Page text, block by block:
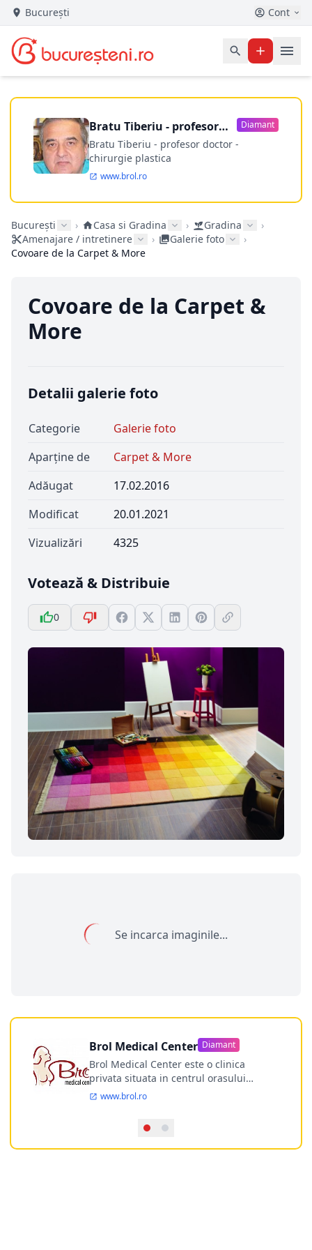
București Cont
Bratu Tiberiu - profesor
doctor
Diamant
Bratu Tiberiu - profesor doctor -
chirurgie plastica
www.brol.ro
București › Casa si Gradina › Gradina
›
Amenajare / intretinere
› Galerie foto
›
Covoare de la Carpet & More
Covoare de la Carpet &
More
Detalii galerie foto
Categorie
Galerie foto
Aparține de
Carpet & More
Adăugat
17.02.2016
Modificat
20.01.2021
Vizualizări
4325
Votează & Distribuie
0
Se incarca imaginile...
Brol Medical Center Diamant
Brol Medical Center este o clinica
privata situata in centrul orasului
Timisoara avand o experienta de
desfasoara activitatea intr-un spital
ultramodern.
www.brol.ro